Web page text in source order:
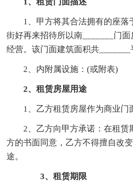
1、租赁门面描述
1、甲方将其合法拥有的座落
街好再来招待所以南_______门
经营。该门面建筑面积共_______
2、内附属设施：(或附表)
2、租赁房屋用途
1、乙方租赁房屋作为商业门
2、乙方向甲方承诺：在租赁
方的书面同意，乙方不得擅自改
途。
3、租赁期限